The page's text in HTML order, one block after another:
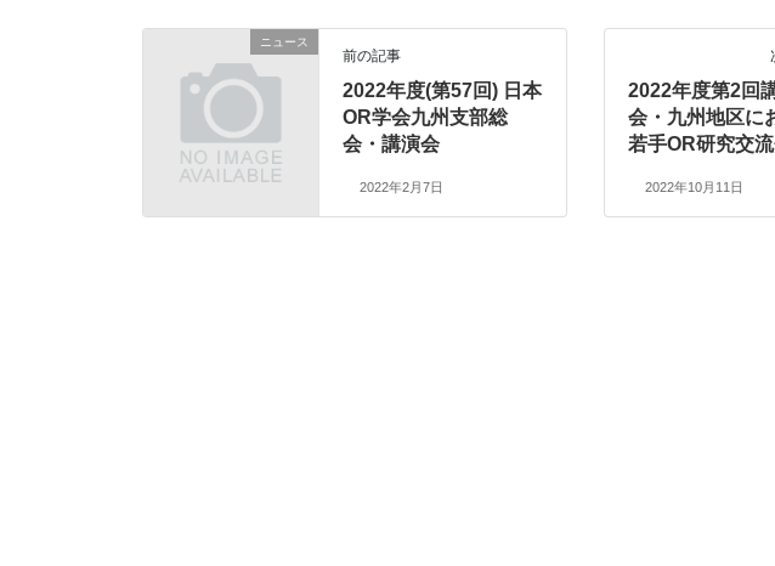
ニュース
前の記事
2022年度(第57回) 日本
OR学会九州支部総
会・講演会
2022年2月7日
2022年度第2回
会・九州地区に
若手OR研究交
2022年10月11日